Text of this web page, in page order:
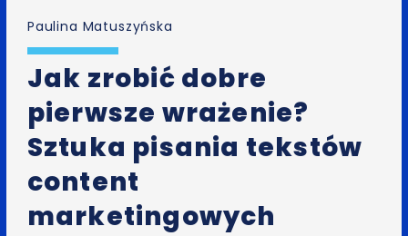
Paulina Matuszyńska
Jak zrobić dobre
pierwsze wrażenie?
Sztuka pisania tekstów
content
marketingowych